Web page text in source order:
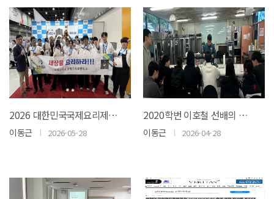
2026 대한민국국제요리제과경연대회 대상(서울특별시장상), 최우수상(서울농수산식품공사..
이동근 l 2026-05-28
2020학번 이호철 선배의 졸업생 특강
이동근 l 2026-04-28